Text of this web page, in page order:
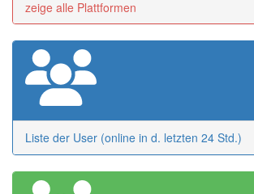
zeige alle Plattformen
Liste der User (online in d. letzten 24 Std.)